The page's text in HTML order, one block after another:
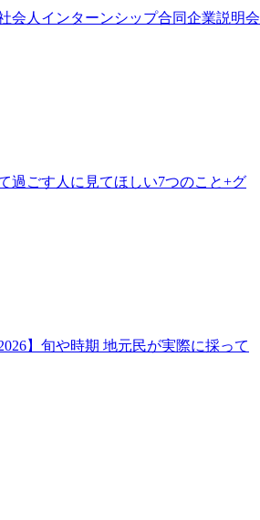
会人インターンシップ合同企業説明会
過ごす人に見てほしい7つのこと+グ
】旬や時期 地元民が実際に採って